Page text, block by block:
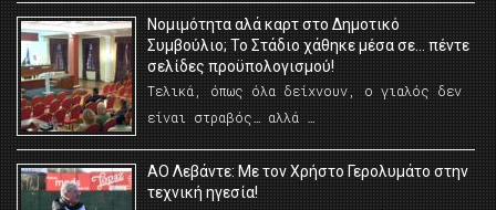
Νομιμότητα αλά καρτ στο Δημοτικό
Συμβούλιο; Το Στάδιο χάθηκε μέσα σε… πέντε
σελίδες προϋπολογισμού!
Τελικά, όπως όλα δείχνουν, ο γιαλός δεν
είναι στραβός… αλλά …
ΑΟ Λεβάντε: Με τον Χρήστο Γερολυμάτο στην
τεχνική ηγεσία!